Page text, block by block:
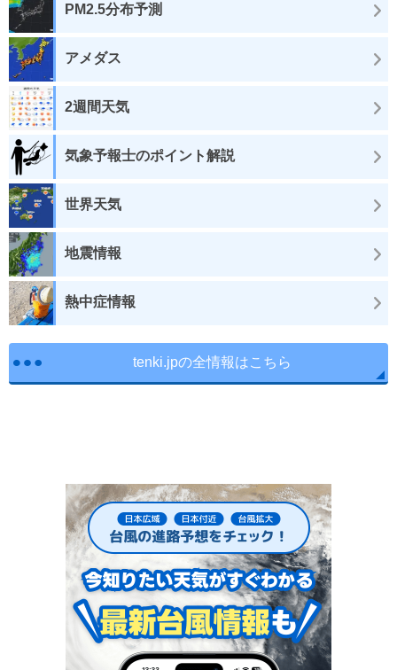
PM2.5分布予測
アメダス
2週間天気
気象予報士のポイント解説
世界天気
地震情報
熱中症情報
tenki.jpの全情報はこちら